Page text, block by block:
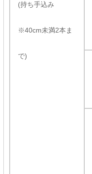
(持ち手込み
※40cm未満2本ま
で)